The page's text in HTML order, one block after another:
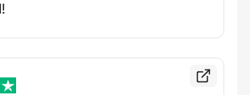
Bekijk